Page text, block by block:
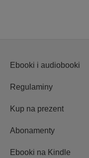
Ebooki i audiobooki
Regulaminy
Kup na prezent
Abonamenty
Ebooki na Kindle